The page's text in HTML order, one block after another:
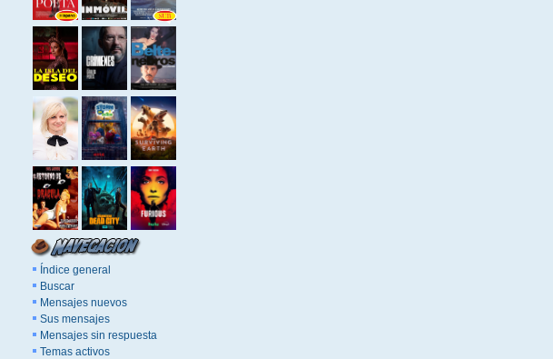
Índice general
Buscar
Mensajes nuevos
Sus mensajes
Mensajes sin respuesta
Temas activos